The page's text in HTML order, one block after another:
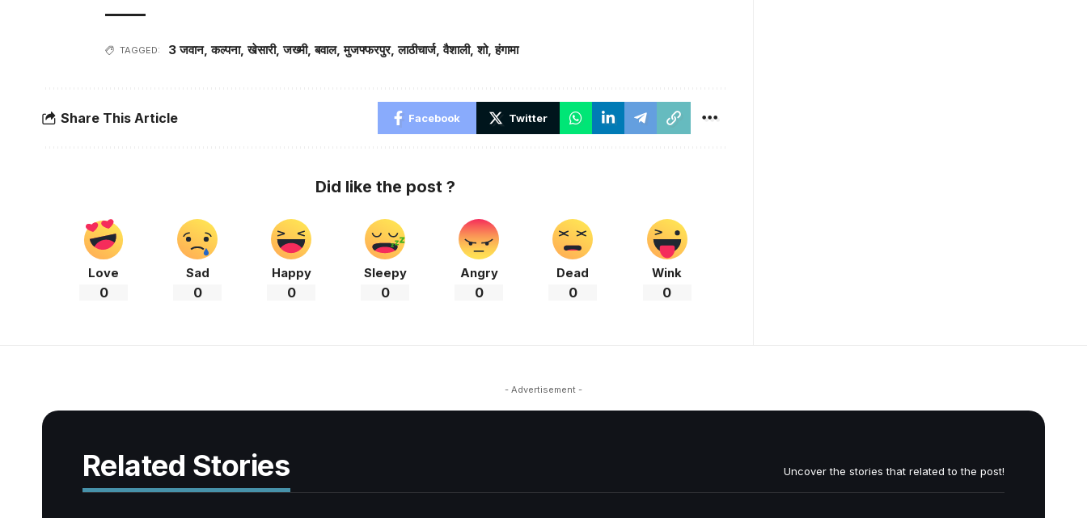
TAGGED: 3 जवान,कल्पना,खेसारी,जख्मी,बवाल,मुजफ्फरपुर,लाठीचार्ज,वैशाली,शो,हंगामा
Share This Article Facebook Twitter
Did like the post ?
Love
0
Sad
0
Happy
0
Sleepy
0
Angry
0
Dead
0
Wink
0
- Advertisement -
Related Stories Uncover the stories that related to the post!